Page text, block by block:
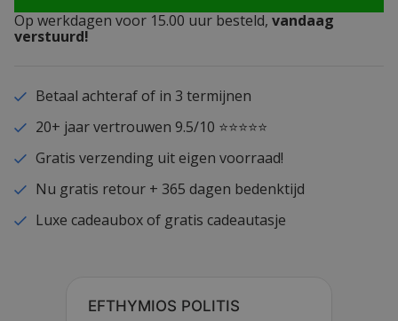
Op werkdagen voor 15.00 uur besteld, vandaag
verstuurd!
Betaal achteraf of in 3 termijnen
20+ jaar vertrouwen 9.5/10 ⭐⭐⭐⭐⭐
Gratis verzending uit eigen voorraad!
Nu gratis retour + 365 dagen bedenktijd
Luxe cadeaubox of gratis cadeautasje